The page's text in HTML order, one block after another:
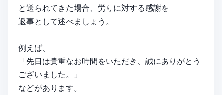
と送られてきた場合、労りに対する感謝を
返事として述べましょう。
例えば、
「先日は貴重なお時間をいただき、誠にありがとう
ございました。」
などがあります。